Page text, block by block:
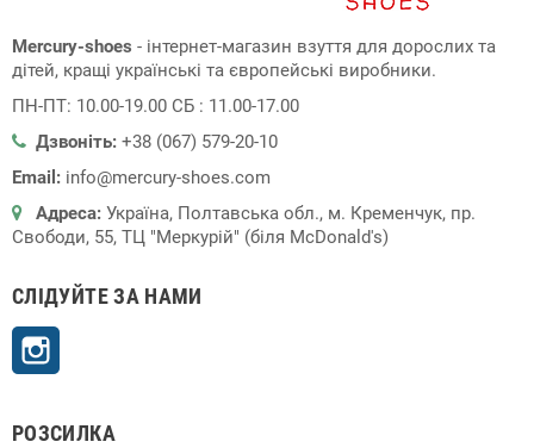
Mercury-shoes - інтернет-магазин взуття для дорослих та
дітей, кращі українські та європейські виробники.
ПН-ПТ: 10.00-19.00 СБ : 11.00-17.00
Дзвоніть: +38 (067) 579-20-10
Email: info@mercury-shoes.com
Адреса: Україна, Полтавська обл., м. Кременчук, пр.
Свободи, 55, ТЦ "Меркурій" (біля McDonald's)
СЛІДУЙТЕ ЗА НАМИ
РОЗСИЛКА